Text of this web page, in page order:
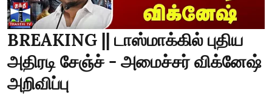
BREAKING || டாஸ்மாக்கில் புதிய
அதிரடி சேஞ்ச் - அமைச்சர் விக்னேஷ்
அறிவிப்பு